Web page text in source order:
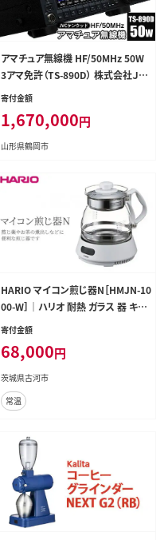
アマチュア無線機 HF/50MHz 50W
3アマ免許（TS-890D） 株式会社ＪＶ
Ｃケンウッド
寄付金額
1,670,000円
山形県鶴岡市
HARIO マイコン煎じ器N［HMJN-10
00-W］｜ハリオ 耐熱 ガラス 器 キッ
チン 日用品 キッチン用品 日本製 お
_BE98
寄付金額
68,000円
茨城県古河市
常温